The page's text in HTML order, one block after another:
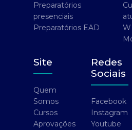
Preparatórios
presenciais
Preparatórios EAD
W
Site
Quem
Somos
Cursos
Aprovações
Redes
Sociais
Facebook
Instagram
Youtube